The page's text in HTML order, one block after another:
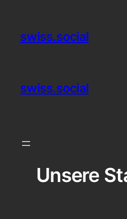
swiss.social
swiss.social
Unsere